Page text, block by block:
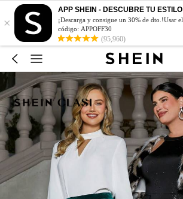
×
APP SHEIN - DESCUBRE TU ESTILO
¡Descarga y consigue un 30% de dto.!Usar el
código: APPOFF30
(95,960)